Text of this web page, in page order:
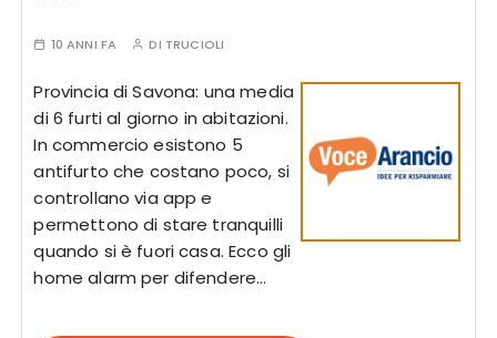
10 ANNI FA DI TRUCIOLI
Provincia di Savona: una media
di 6 furti al giorno in abitazioni.
In commercio esistono 5
antifurto che costano poco, si
controllano via app e
permettono di stare tranquilli
quando si è fuori casa. Ecco gli
home alarm per difendere…